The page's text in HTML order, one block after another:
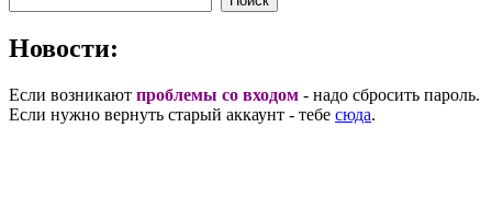
Новости:
Если возникают проблемы со входом - надо сбросить пароль.
Если нужно вернуть старый аккаунт - тебе сюда.